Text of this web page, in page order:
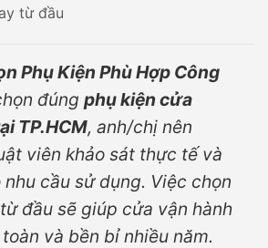
từ đầu
Phụ Kiện Phù Hợp Công
đúng phụ kiện cửa
TP.HCM, anh/chị nên
viên khảo sát thực tế và
cầu sử dụng. Việc chọn
đầu sẽ giúp cửa vận hành
và bền bỉ nhiều năm.